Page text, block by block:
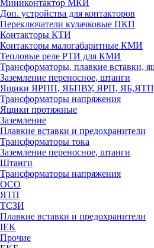
Миниконтактор МКИ
Доп. устройства для контакторов
Переключатели кулачковые ПКП
Контакторы КТИ
Контакторы малогабаритные КМИ
Тепловые реле РTИ для КМИ
Трансформаторы, плавкие вставки,
Заземление переносное, штанги
Ящики ЯРПП, ЯБПВУ, ЯРП,
Трансформаторы напряжения
Ящики протяжные
Заземление
Плавкие вставки и предохранители
Трансформаторы тока
Заземление переносное, штанги
Штанги
Трансформаторы напряжения
ОСО
ЯТП
ТСЗИ
Плавкие вставки и предохранители
IEK
Прочие